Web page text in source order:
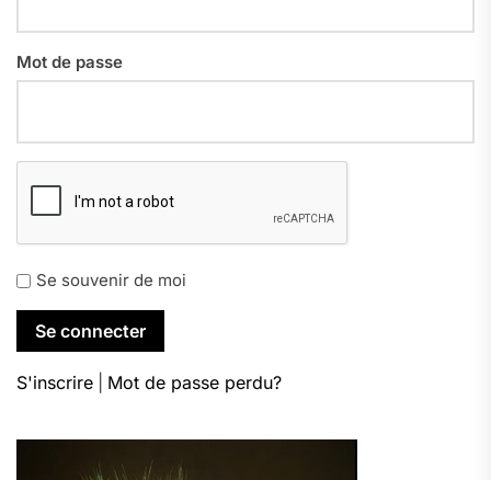
Mot de passe
Se souvenir de moi
S'inscrire Mot de passe perdu?